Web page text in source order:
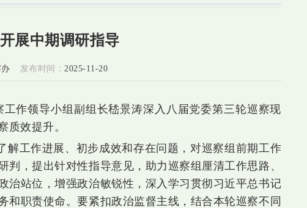
展中期调研指导
发布时间： 2025-11-20
作领导小组副组长嵇景涛深入八届党委第三轮巡察现
质效提升。
工作进展、初步成效和存在问题，对巡察组前期工作
，提出针对性指导意见，助力巡察组厘清工作思路、
治站位，增强政治敏锐性，深入学习贯彻习近平总书记
职责使命。要紧扣政治监督主线，结合本轮巡察不同